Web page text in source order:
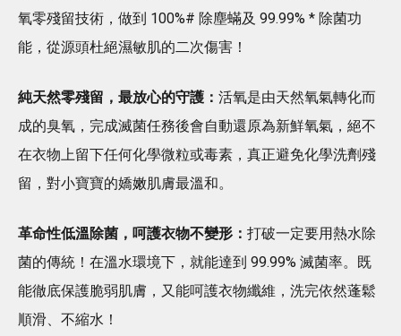
氧零殘留技術，做到 100%# 除塵蟎及 99.99% * 除菌功
能，從源頭杜絕濕敏肌的二次傷害！
純天然零殘留，最放心的守護： 活氧是由天然氧氣轉化而
成的臭氧，完成滅菌任務後會自動還原為新鮮氧氣，絕不
在衣物上留下任何化學微粒或毒素，真正避免化學洗劑殘
留，對小寶寶的嬌嫩肌膚最溫和。
革命性低溫除菌，呵護衣物不變形： 打破一定要用熱水除
菌的傳統！在溫水環境下，就能達到 99.99% 滅菌率。既
能徹底保護脆弱肌膚，又能呵護衣物纖維，洗完依然蓬鬆
順滑、不縮水！